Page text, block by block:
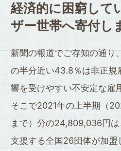
経済的に困窮して
ザー世帯へ寄付し
新聞の報道でご存知の通り
の半分近い43.8％は非正規
響を受けやすい不安定な雇
そこで2021年の上半期（
まで）分の24,809,036円
支援する全国26団体が加盟